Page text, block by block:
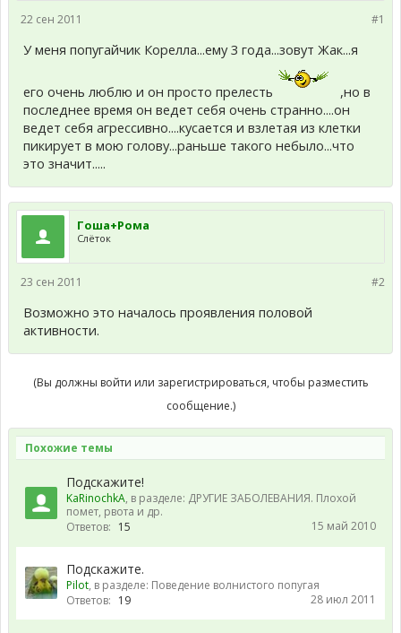
#1
22 сен 2011
У меня попугайчик Корелла...ему 3 года...зовут Жак...я
его очень люблю и он просто прелесть
,но в
последнее время он ведет себя очень странно....он
ведет себя агрессивно....кусается и взлетая из клетки
пикирует в мою голову...раньше такого небыло...что
это значит.....
Гоша+Рома
Слёток
#2
23 сен 2011
Возможно это началось проявления половой
активности.
(Вы должны войти или зарегистрироваться, чтобы разместить
сообщение.)
Похожие темы
Подскажите!
KaRinochkA, в разделе: ДРУГИЕ ЗАБОЛЕВАНИЯ. Плохой
помет, рвота и др.
Ответов: 15 15 май 2010
Подскажите.
Pilot, в разделе: Поведение волнистого попугая
Ответов: 19 28 июл 2011